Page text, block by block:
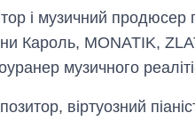
і музичний продюсер
Кароль, MONATIK,
музичного
віртуозний